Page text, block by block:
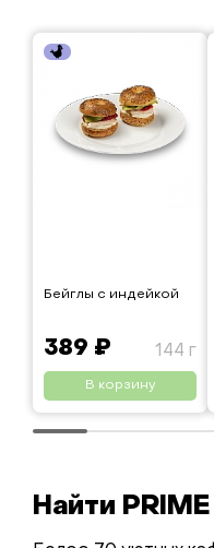
Бейглы с индейкой
389 ₽ 144 г
В корзину
Найти